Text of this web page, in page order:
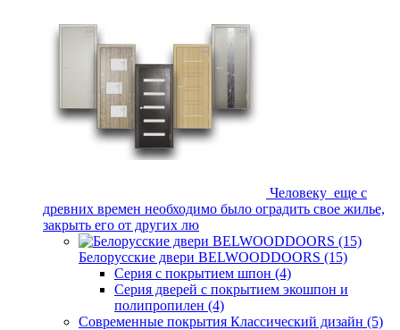
Человеку еще с
древних времен необходимо было оградить свое жилье,
закрыть его от других лю
Белорусские двери BELWOODDOORS (15)
Серия с покрытием шпон (4)
Серия дверей с покрытием экошпон и
полипропилен (4)
Современные покрытия Классический дизайн (5)